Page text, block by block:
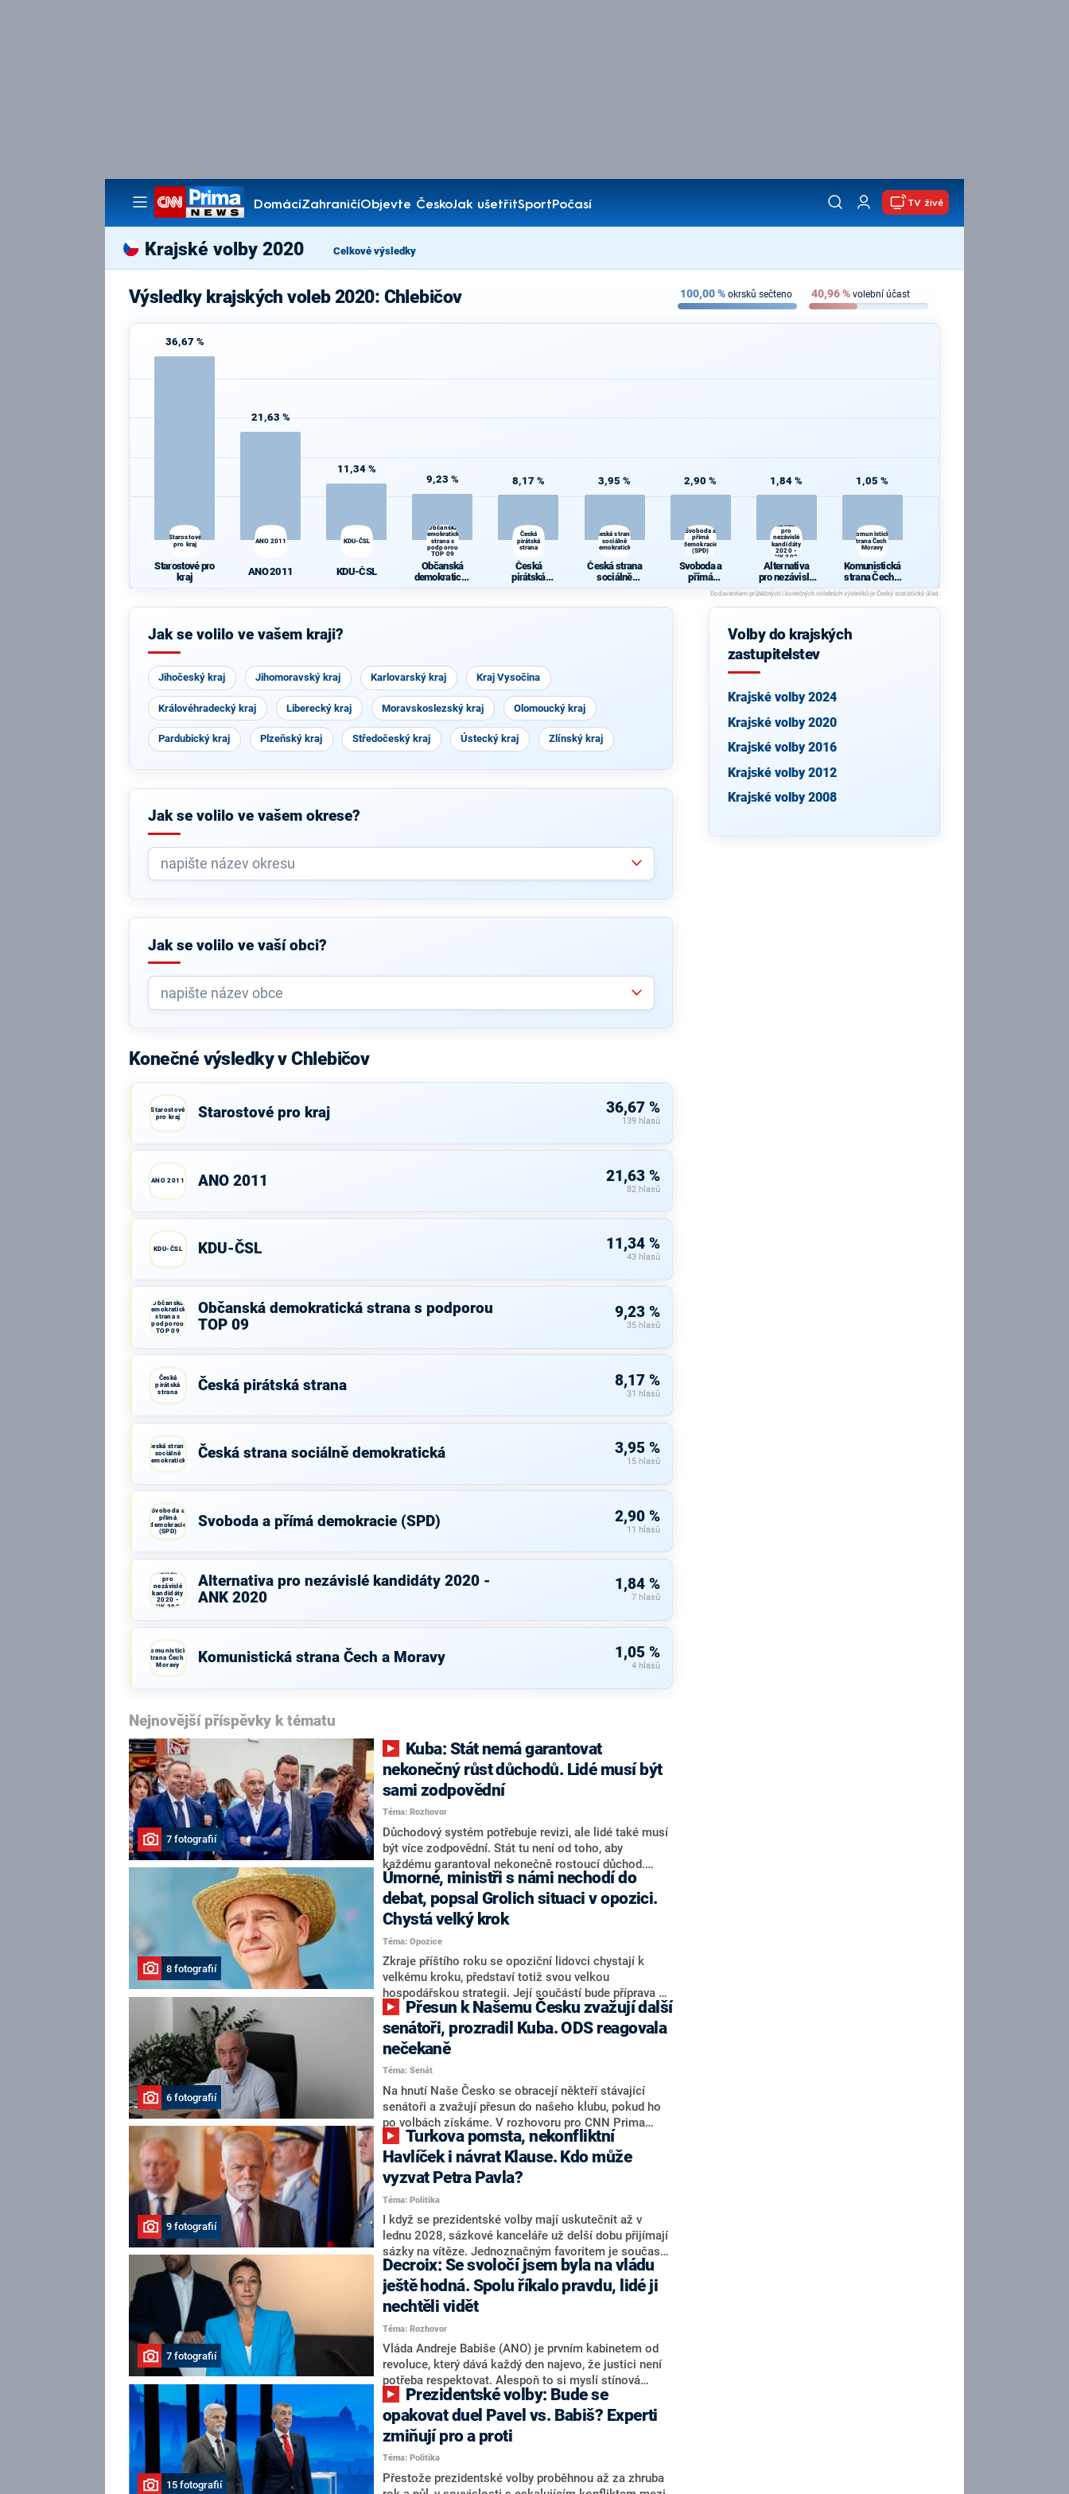
DomácíZahraničíObjevte ČeskoJak ušetřitSportPočasí
Pořady
TV živě
Krajské volby 2020 Celkové výsledky
Výsledky krajských voleb 2020: Chlebičov 100,00% okrsků sečteno 40,96% volební účast
36,67 %
Starostové
pro kraj
Starostové pro
kraj
21,63 %
ANO 2011
ANO 2011
11,34 %
KDU-ČSL
KDU-ČSL
9,23 %
Občanská
demokratická
strana s
podporou
TOP 09
Občanská
demokratická
09
8,17 %
Česká
pirátská
strana
Česká
pirátská
3,95 %
Česká strana
sociálně
demokratická
Česká strana
sociálně
demokratická
2,90 %
Svoboda a
přímá
demokracie
(SPD)
Svoboda a
přímá
demokracie
(SPD)
1,84 %
Alternativa
pro
nezávislé
kandidáty
2020 -
ANK 2020
Alternativa
pro nezávislé
kandidáty
2020 - ANK
2020
1,05 %
Komunistická
strana Čech a
Moravy
Komunistická
strana Čech a
Moravy
Jak se volilo ve vašem kraji?
Jihočeský kraj Jihomoravský kraj Karlovarský kraj Kraj Vysočina
Královéhradecký kraj Liberecký kraj Moravskoslezský kraj Olomoucký kraj
Pardubický kraj Plzeňský kraj Středočeský kraj Ústecký kraj Zlínský kraj
Jak se volilo ve vašem okrese?
Jak se volilo ve vaší obci?
Konečné výsledky v Chlebičov
Starostové
pro kraj
Starostové pro kraj 36,67 %
139 hlasů
ANO 2011 ANO 2011 21,63 %
82 hlasů
KDU-ČSL KDU-ČSL 11,34 %
43 hlasů
Občanská
demokratická
strana s
podporou
TOP 09
Občanská demokratická strana s podporou
TOP 09
9,23 %
35 hlasů
Česká
pirátská
strana
Česká pirátská strana 8,17 %
31 hlasů
Česká strana
sociálně
demokratická
Česká strana sociálně demokratická 3,95 %
15 hlasů
Svoboda a
přímá
demokracie
(SPD)
Svoboda a přímá demokracie (SPD) 2,90 %
11 hlasů
Alternativa
pro
nezávislé
kandidáty
2020 -
ANK 2020
Alternativa pro nezávislé kandidáty 2020 -
ANK 2020
1,84 %
7 hlasů
Komunistická
strana Čech a
Moravy
Komunistická strana Čech a Moravy 1,05 %
4 hlasů
Nejnovější příspěvky k tématu
7 fotografií
nekonečný růst důchodů. Lidé musí být
sami zodpovědní
Téma: Rozhovor
Důchodový systém potřebuje revizi, ale lidé také musí
být více zodpovědní. Stát tu není od toho, aby
každému garantoval nekonečně rostoucí důchod.
Chybí tu nový systém a my ho představíme,řekl
hejtman Jihočeského kraje a předseda hnutí Naše
Česko Martin Kuba v rozhovoru pro CNN Prima NEWS.
V čele státu pak podle něj nemůže být člověk, který by
střetem zájmů omezoval čerpání financí a rozvoj,
dodal. Řešení u Andreje Babiše ale hodnotit nechtěl.
8 fotografií
Úmorné, ministři s námi nechodí do
debat, popsal Grolich situaci v opozici.
Chystá velký krok
Téma: Opozice
Zkraje příštího roku se opoziční lidovci chystají k
velkému kroku, představí totiž svou velkou
hospodářskou strategii. Její součástí bude příprava na
stárnutí populace, řekl ve středu na setkání s novináři
nový předseda lidovců Jan Grolich. Ten zároveň v
senátních volbách kandiduje ve Vyškově. Popsal i
aktivitu opozice, o níž vládní strany nebo političtí
komentátoři mluví jako o slabé a v defenzivě. „Je to
úmorná práce upozorňovat na chyby vlády. Ministři s
námi navíc nechodí do debat. Chceme ale ukazovat
svoje témata,“ odpověděl Grolich na dotaz CNN Prima
NEWS.
6 fotografií
senátoři, prozradil Kuba. ODS reagovala
nečekaně
Téma: Senát
Na hnutí Naše Česko se obracejí někteří stávající
senátoři a zvažují přesun do našeho klubu, pokud ho
po volbách získáme. V rozhovoru pro CNN Prima
NEWS to řekl zakladatel hnutí a jihočeský hejtman
Martin Kuba. Konkrétní nebyl, ale získat by takto mohl
například senátora Zdeňka Hrabu, který je dnes
součástí klubu ODS a TOP 09. Hraba to na dotaz
redakce nevyloučil. Předseda klubu senátorů ODS
Zdeněk Nytra redakci řekl, že počítá s odchodem
některých senátorů z klubu a že Naše Česko není
nepřítel, ale soupeř.
9 fotografií
Havlíček i návrat Klause. Kdo může
vyzvat Petra Pavla?
Téma: Politika
I když se prezidentské volby mají uskutečnit až v
lednu 2028, sázkové kanceláře už delší dobu přijímají
sázky na vítěze. Jednoznačným favoritem je současná
hlava státu Petr Pavel. Daleko za ním pak bookmakeři
zmiňují dva výrazné politiky ANO, tedy premiéra
Andreje Babiše a ministra průmyslu Karla Havlíčka.
Oblíbeným tipem samotných sázkařů je poslanec za
Motoristy Filip Turek. Politolog Jan Kubáček nicméně
o případné kandidatuře kohokoliv ze zmíněné trojice
značně pochybuje. Podle něj současná koalice dosud
nemá osobu, která by Pavlovi mohla konkurovat.
7 fotografií
Decroix: Se svoločí jsem byla na vládu
ještě hodná. Spolu říkalo pravdu, lidé ji
nechtěli vidět
Téma: Rozhovor
Vláda Andreje Babiše (ANO) je prvním kabinetem od
revoluce, který dává každý den najevo, že justici není
potřeba respektovat. Alespoň to si myslí stínová
ministryně spravedlnosti ODS Eva Decroix. V
rozhovoru pro CNN Prima NEWS si nebrala servítky
ohledně politického výkonu svého nástupce Jeronýma
Tejce (za ANO) či vládní zmocněnkyně pro lidská
práva Taťány Malé (ANO). Označením „svoloč“ na
adresu vlády prý byla ještě hodná. Decroix se také
15 fotografií
opakovat duel Pavel vs. Babiš? Experti
zmiňují pro a proti
Téma: Politika
Přestože prezidentské volby proběhnou až za zhruba
Volby do krajských
zastupitelstev
Krajské volby 2024
Krajské volby 2020
Krajské volby 2016
Krajské volby 2012
Krajské volby 2008